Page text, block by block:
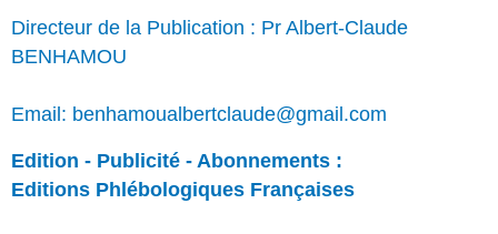
Directeur de la Publication : Pr Albert-Claude
BENHAMOU
Email: benhamoualbertclaude@gmail.com
Edition - Publicité - Abonnements :
Editions Phlébologiques Françaises